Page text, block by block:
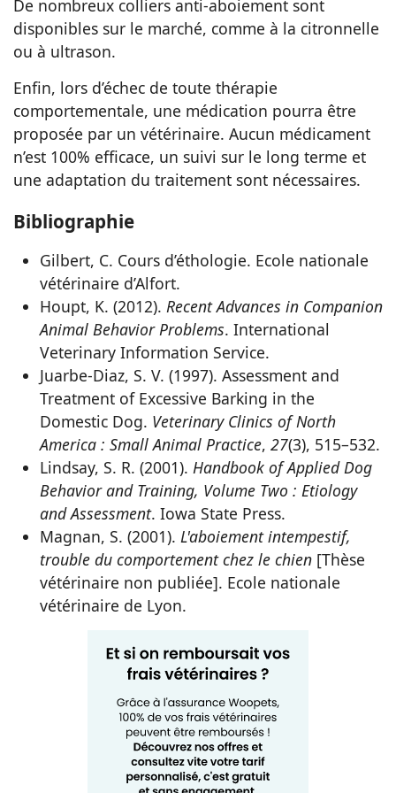
De nombreux colliers anti-aboiement sont
disponibles sur le marché, comme à la citronnelle
ou à ultrason.
Enfin, lors d’échec de toute thérapie
comportementale, une médication pourra être
proposée par un vétérinaire. Aucun médicament
n’est 100% efficace, un suivi sur le long terme et
une adaptation du traitement sont nécessaires.
Bibliographie
Gilbert, C. Cours d’éthologie. Ecole nationale
vétérinaire d’Alfort.
Houpt, K. (2012). Recent Advances in Companion
Animal Behavior Problems. International
Veterinary Information Service.
Juarbe-Diaz, S. V. (1997). Assessment and
Treatment of Excessive Barking in the
Domestic Dog. Veterinary Clinics of North
America : Small Animal Practice, 27(3), 515–532.
Lindsay, S. R. (2001). Handbook of Applied Dog
Behavior and Training, Volume Two : Etiology
and Assessment. Iowa State Press.
Magnan, S. (2001). L'aboiement intempestif,
trouble du comportement chez le chien [Thèse
vétérinaire non publiée]. Ecole nationale
vétérinaire de Lyon.